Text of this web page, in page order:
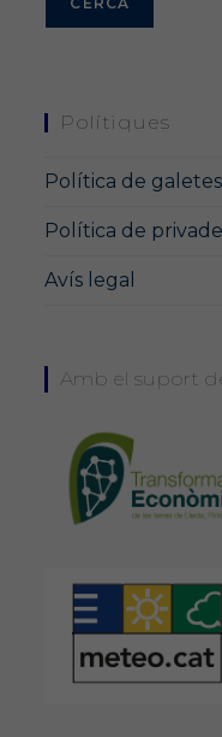
Polítiques
Política de galetes
Política de
Avís legal
Amb el suport